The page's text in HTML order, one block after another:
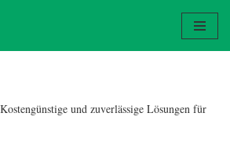
Kostengünstige und zuverlässige Lösungen für